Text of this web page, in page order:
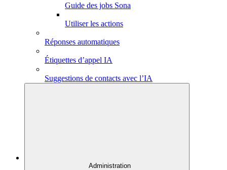
Guide des jobs Sona
Utiliser les actions
Réponses automatiques
Étiquettes d’appel IA
Suggestions de contacts avec l’IA
Administration